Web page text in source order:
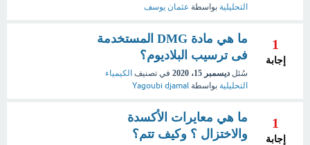
التحليلية بواسطة عثمان يوسف
1
إجابة
ما هي مادة DMG المستخدمة
فى ترسيب البلاديوم؟
سُئل ديسمبر 15، 2020 في تصنيف الكيمياء
التحليلية بواسطة Yagoubi djamal
1
إجابة
ما هي معايرات الأكسدة
والاختزال ؟ وكيف تتم؟